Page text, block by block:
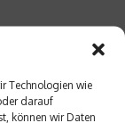
Technologien wie
darauf
können wir Daten